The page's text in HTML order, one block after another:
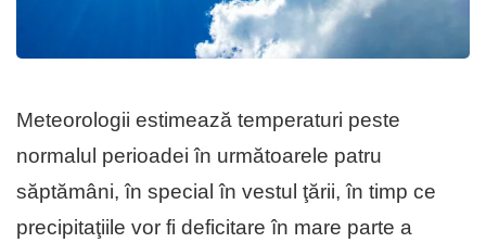
Meteorologii estimează temperaturi peste
normalul perioadei în următoarele patru
săptămâni, în special în vestul ţării, în timp ce
precipitaţiile vor fi deficitare în mare parte a